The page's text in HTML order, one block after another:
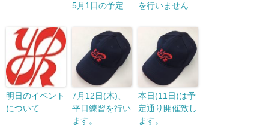
5月1日の予定
を行いません
明日のイベント
について
7月12日(木)、
平日練習を行い
ます。
本日(11日)は予
定通り開催致し
ます。